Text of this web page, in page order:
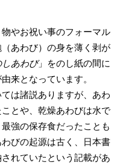
やお祝い事のフォーマル
あわび）の身を薄く剥が
しあわび」をのし紙の間に
来となっています。
は諸説ありますが、あわ
とや、乾燥あわびは水で
強の保存食だったことも
びの起源は古く、日本書
れていたという記載があ